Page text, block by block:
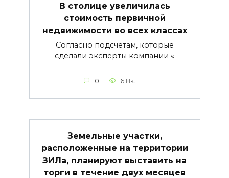
В столице увеличилась
стоимость первичной
недвижимости во всех классах
Согласно подсчетам, которые
сделали эксперты компании «
0 6.8к.
Земельные участки,
расположенные на территории
ЗИЛа, планируют выставить на
торги в течение двух месяцев